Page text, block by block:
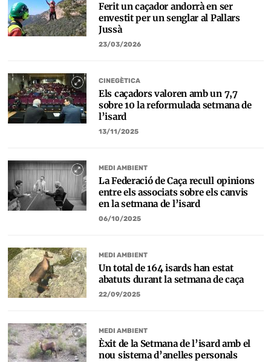
Ferit un caçador andorrà en ser
envestit per un senglar al Pallars
Jussà
23/03/2026
CINEGÈTICA
Els caçadors valoren amb un 7,7
sobre 10 la reformulada setmana de
l’isard
13/11/2025
MEDI AMBIENT
La Federació de Caça recull opinions
entre els associats sobre els canvis
en la setmana de l’isard
06/10/2025
MEDI AMBIENT
Un total de 164 isards han estat
abatuts durant la setmana de caça
22/09/2025
MEDI AMBIENT
Èxit de la Setmana de l’isard amb el
nou sistema d’anelles personals